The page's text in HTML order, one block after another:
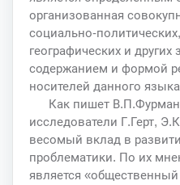
организованная
социально-
географических и
содержанием и формой
носителей данного
Как пишет
исследователи Г.Герт,
весомый вклад в
проблематики. По их
является